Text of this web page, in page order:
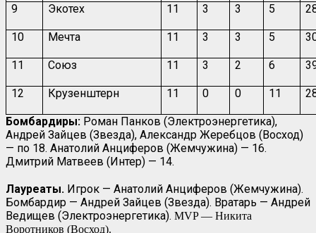
9 Экотех 11 3 3 5
10 Мечта 11 3 3 5
11 Союз 11 3 2 6
12 Крузенштерн 11 0 0 11
Бомбардиры: Роман Панков (Электроэнергетика),
Андрей Зайцев (Звезда), Александр Жеребцов (Восход)
— по 18. Анатолий Анциферов (Жемчужина) — 16.
Дмитрий Матвеев (Интер) — 14.
Лауреаты. Игрок — Анатолий Анциферов (Жемчужина).
Бомбардир — Андрей Зайцев (Звезда). Вратарь — Андрей
Ведищев (Электроэнергетика). MVP — Никита
Воротников (Восход).